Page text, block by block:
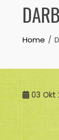
Home
03 Okt